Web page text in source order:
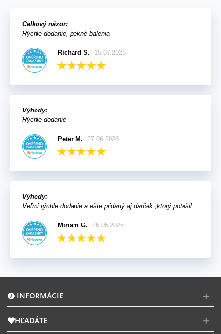
Celkový názor:
Rýchle dodanie, pekné balenia.
Richard S. 15.07.2026
Výhody:
Rýchle dodanie
Peter M. 27.06.2026
Výhody:
Veľmi rýchle dodanie,a ešte pridaný aj darček ,ktorý potešil.
Miriam G. 26.05.2026
INFORMÁCIE
HĽADÁTE